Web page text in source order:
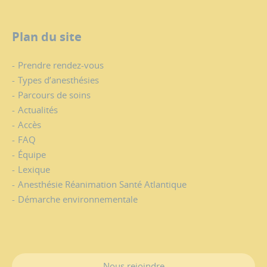
Plan du site
Prendre rendez-vous
Types d’anesthésies
Parcours de soins
Actualités
Accès
FAQ
Équipe
Lexique
Anesthésie Réanimation Santé Atlantique
Démarche environnementale